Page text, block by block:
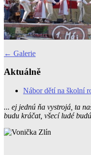
Post
← Galerie
Aktuálně
Nábor dětí na školní
... ej jednú ňa vystrojá, ta
budu kráčat, všecí ludé